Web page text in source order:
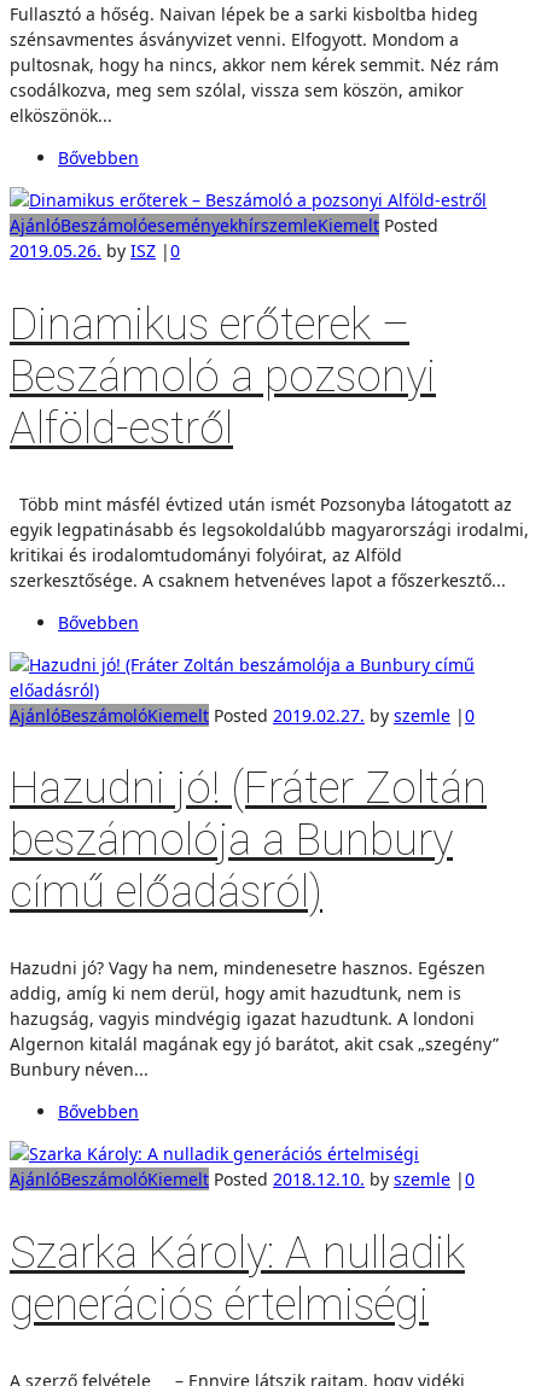
Fullasztó a hőség. Naivan lépek be a sarki kisboltba hideg
szénsavmentes ásványvizet venni. Elfogyott. Mondom a
pultosnak, hogy ha nincs, akkor nem kérek semmit. Néz rám
csodálkozva, meg sem szólal, vissza sem köszön, amikor
elköszönök...
Bővebben
AjánlóBeszámolóeseményekhírszemleKiemelt Posted
2019.05.26. by ISZ |0
Dinamikus erőterek –
Beszámoló a pozsonyi
Alföld-estről
Több mint másfél évtized után ismét Pozsonyba látogatott az
egyik legpatinásabb és legsokoldalúbb magyarországi irodalmi,
kritikai és irodalomtudományi folyóirat, az Alföld
szerkesztősége. A csaknem hetvenéves lapot a főszerkesztő...
Bővebben
AjánlóBeszámolóKiemelt Posted 2019.02.27. by szemle |0
Hazudni jó! (Fráter Zoltán
beszámolója a Bunbury
című előadásról)
Hazudni jó? Vagy ha nem, mindenesetre hasznos. Egészen
addig, amíg ki nem derül, hogy amit hazudtunk, nem is
hazugság, vagyis mindvégig igazat hazudtunk. A londoni
Algernon kitalál magának egy jó barátot, akit csak „szegény”
Bunbury néven...
Bővebben
AjánlóBeszámolóKiemelt Posted 2018.12.10. by szemle |0
Szarka Károly: A nulladik
generációs értelmiségi
A szerző felvétele – Ennyire látszik rajtam, hogy vidéki